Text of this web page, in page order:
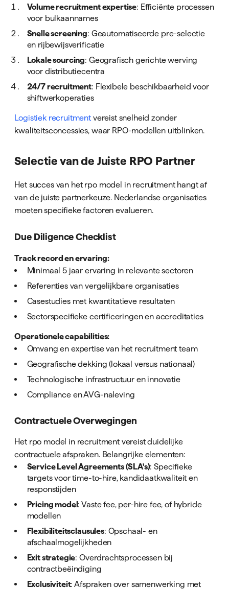
Volume recruitment expertise: Efficiënte processen
voor bulkaannames
Snelle screening: Geautomatiseerde pre-selectie
en rijbewijsverificatie
Lokale sourcing: Geografisch gerichte werving
voor distributiecentra
24/7 recruitment: Flexibele beschikbaarheid voor
shiftwerkoperaties
Logistiek recruitment vereist snelheid zonder
kwaliteitsconcessies, waar RPO-modellen uitblinken.
Selectie van de Juiste RPO Partner
Het succes van het rpo model in recruitment hangt af
van de juiste partnerkeuze. Nederlandse organisaties
moeten specifieke factoren evalueren.
Due Diligence Checklist
Track record en ervaring:
Minimaal 5 jaar ervaring in relevante sectoren
Referenties van vergelijkbare organisaties
Casestudies met kwantitatieve resultaten
Sectorspecifieke certificeringen en accreditaties
Operationele capabilities:
Omvang en expertise van het recruitment team
Geografische dekking (lokaal versus nationaal)
Technologische infrastructuur en innovatie
Compliance en AVG-naleving
Contractuele Overwegingen
Het rpo model in recruitment vereist duidelijke
contractuele afspraken. Belangrijke elementen:
Service Level Agreements (SLA's): Specifieke
targets voor time-to-hire, kandidaatkwaliteit en
responstijden
Pricing model: Vaste fee, per-hire fee, of hybride
modellen
Flexibiliteitsclausules: Opschaal- en
afschaalmogelijkheden
Exit strategie: Overdrachtsprocessen bij
contractbeëindiging
Exclusiviteit: Afspraken over samenwerking met